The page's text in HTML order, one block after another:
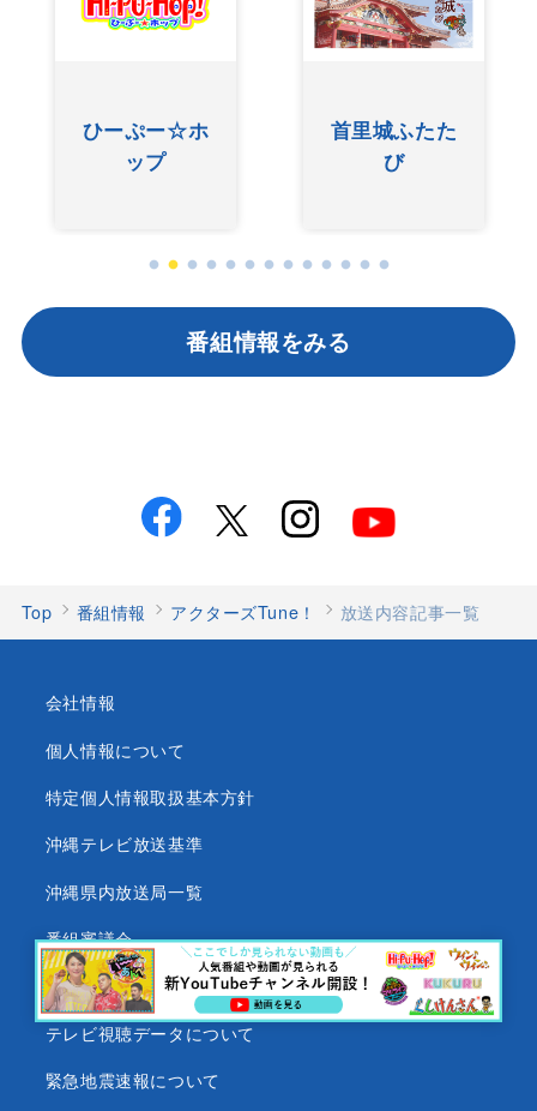
ひーぷー☆ホ
ップ
首里城ふたた
び
番組情報をみる
Top 番組情報 アクターズTune！ 放送内容記事一覧
会社情報
個人情報について
特定個人情報取扱基本方針
沖縄テレビ放送基準
沖縄県内放送局一覧
番組審議会
沖縄テレビ名義の後援依頼について
テレビ視聴データについて
緊急地震速報について